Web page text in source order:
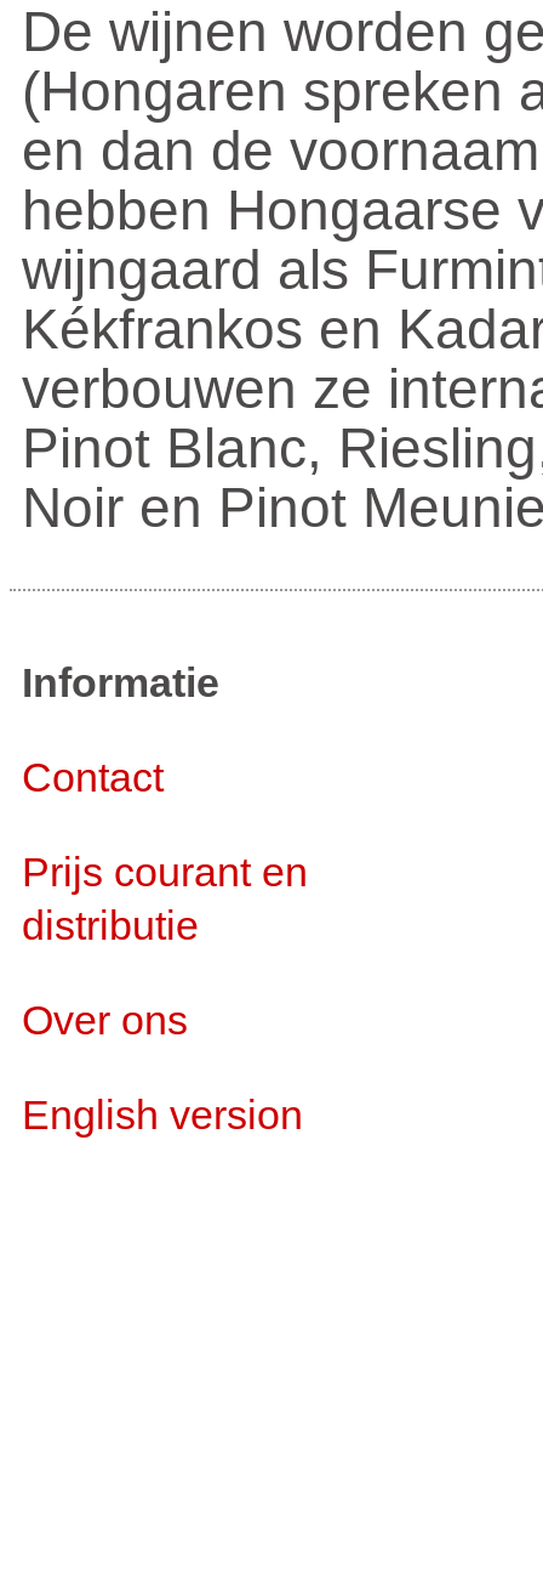
De wijnen worden
(Hongaren spreken
en dan de
hebben Hongaarse
wijngaard als
Kékfrankos en
verbouwen ze
Pinot Blanc,
Noir en Pinot
Informatie
Contact
Prijs courant en
distributie
Over ons
English version